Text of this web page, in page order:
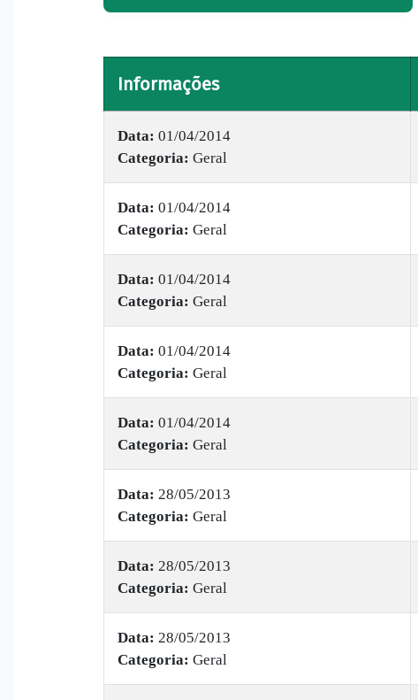
Informações
Data: 01/04/2014
Categoria: Geral
Data: 01/04/2014
Categoria: Geral
Data: 01/04/2014
Categoria: Geral
Data: 01/04/2014
Categoria: Geral
Data: 01/04/2014
Categoria: Geral
Data: 28/05/2013
Categoria: Geral
Data: 28/05/2013
Categoria: Geral
Data: 28/05/2013
Categoria: Geral